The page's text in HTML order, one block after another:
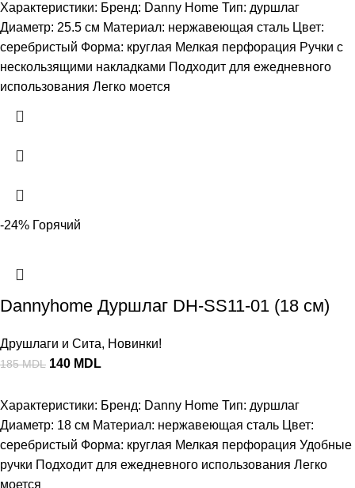
Характеристики: Бренд: Danny Home Тип: дуршлаг
Диаметр: 25.5 см Материал: нержавеющая сталь Цвет:
серебристый Форма: круглая Мелкая перфорация Ручки с
нескользящими накладками Подходит для ежедневного
использования Легко моется
-24% Горячий
Dannyhome Дуршлаг DH-SS11-01 (18 см)
Друшлаги и Сита, Новинки!
185MDL 140 MDL
Характеристики: Бренд: Danny Home Тип: дуршлаг
Диаметр: 18 см Материал: нержавеющая сталь Цвет:
серебристый Форма: круглая Мелкая перфорация Удобные
ручки Подходит для ежедневного использования Легко
моется